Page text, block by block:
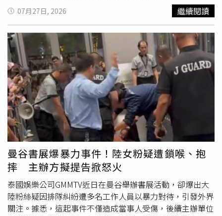
專業急重症醫療提前帶到事故現場。消防與救護人員抵達
後，立即展開止血、傷口評估、靜脈輸液及生命徵象監測等
緊急處置，並與救助人員討論最安全的機具拆解方式。由於
患者雙腿重創，失血量超過500毫升，疼痛指數高達7分，
若在劇烈疼痛情況下強行破壞機具或移動傷者，可能導致患
者躁動、增加二度傷害風險，也會讓救援難度大幅提升。亞
東Doctor Car團隊接獲通報後迅速趕抵現場，由醫師、專科
護理師及高級救護技術員組成醫療團隊，完成傷勢評估後，
除了施打嗎啡進行止痛外，更在事故現場直接執行院前神經
阻斷術。透過兩種止痛方式共同作用，患者疼痛指數成功由
7分降至3分，大幅提升舒適度，也讓患者能穩定配合消防人
員進行機具拆解、肢體固定及脫困作業，最終順利救出並送
往亞東醫院接受後續治療。值得注意的是，此案也是全台首
例於院前事故現場執行神經阻斷術的救護案例，不僅突破過
去院前醫療處置模式，也展現新北市消防局與亞東紀念醫院
Doctor Car合作的重大成果。Doctor Car並非只是將醫師送
到現場，而是將急診及重症醫療能力直接延伸至第一線，在
重大創傷、長時間受困及高疼痛患者身上，提供一般救護車
07月27日, 2026 繼續閱讀
曼谷書展爆暴力事件！陸女粉疑遭鎖喉、抱
摔 主辦方擬提告掀怒火
泰國娛樂公司GMMTV近日在曼谷舉辦書展活動，卻爆出大
陸粉絲疑因排隊糾紛遭多名工作人員以暴力對待，引發外界
關注。據悉，這起事件不僅造成當事人受傷，後續主辦單位